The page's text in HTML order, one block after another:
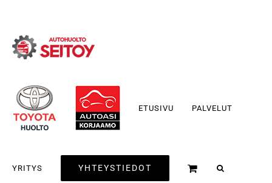
content
ETUSIVU PALVELUT
YRITYS YHTEYSTIEDOT